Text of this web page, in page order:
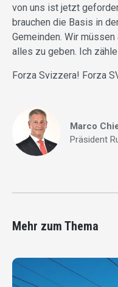
von uns ist jetzt
brauchen die Basis in
Gemeinden. Wir
alles zu geben. Ich
Forza Svizzera! Forza
Marco
Präsident
Mehr zum Thema